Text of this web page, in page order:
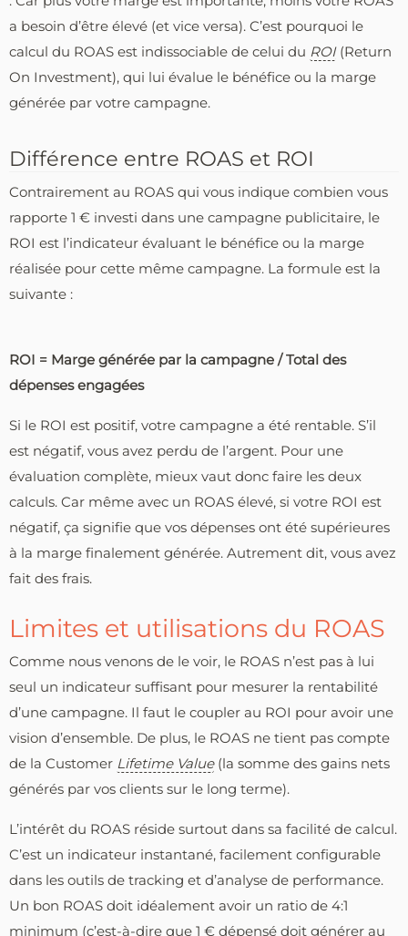
a besoin d’être élevé (et vice versa). C’est pourquoi le
calcul du ROAS est indissociable de celui du ROI(Return
On Investment), qui lui évalue le bénéfice ou la marge
générée par votre campagne.
Différence entre ROAS et ROI
Contrairement au ROAS qui vous indique combien vous
rapporte 1 € investi dans une campagne publicitaire, le
ROI est l’indicateur évaluant le bénéfice ou la marge
réalisée pour cette même campagne. La formule est la
suivante :
ROI = Marge générée par la campagne / Total des
dépenses engagées
Si le ROI est positif, votre campagne a été rentable. S’il
est négatif, vous avez perdu de l’argent. Pour une
évaluation complète, mieux vaut donc faire les deux
calculs. Car même avec un ROAS élevé, si votre ROI est
négatif, ça signifie que vos dépenses ont été supérieures
à la marge finalement générée. Autrement dit, vous avez
fait des frais.
Limites et utilisations du ROAS
Comme nous venons de le voir, le ROAS n’est pas à lui
seul un indicateur suffisant pour mesurer la rentabilité
d’une campagne. Il faut le coupler au ROI pour avoir une
vision d’ensemble. De plus, le ROAS ne tient pas compte
de la Customer Lifetime Value(la somme des gains nets
générés par vos clients sur le long terme).
L’intérêt du ROAS réside surtout dans sa facilité de calcul.
C’est un indicateur instantané, facilement configurable
dans les outils de tracking et d’analyse de performance.
Un bon ROAS doit idéalement avoir un ratio de 4:1
minimum (c’est-à-dire que 1 € dépensé doit générer au